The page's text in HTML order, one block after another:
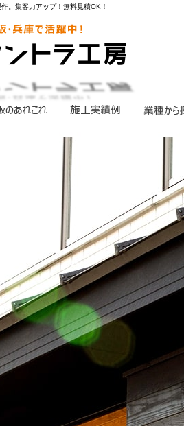
。集客力アップ！無料見積OK！